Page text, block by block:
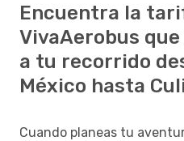
Encuentra la
VivaAerobus
a tu recorrido
México hasta
Cuando planeas tu